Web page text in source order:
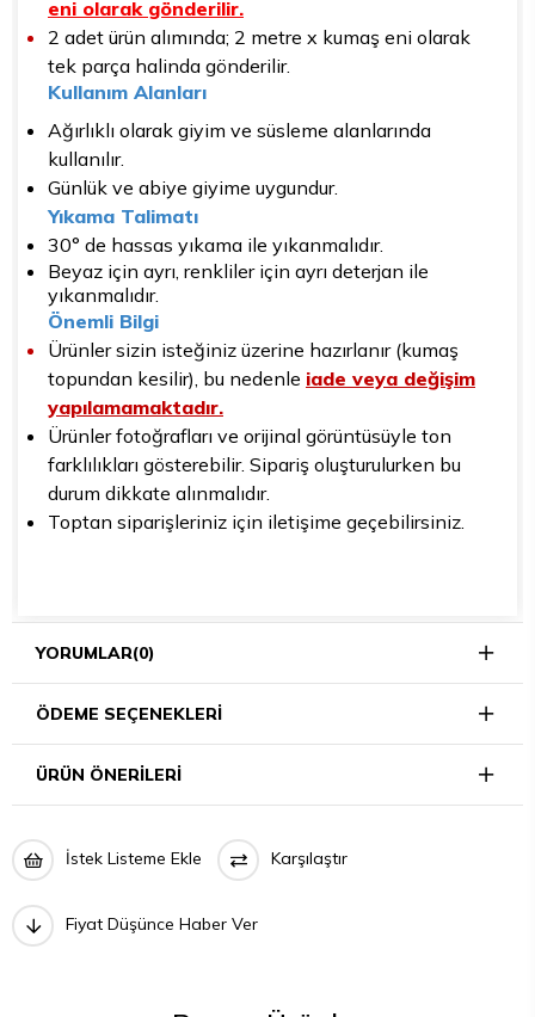
eni olarak gönderilir.
2 adet ürün alımında; 2 metre x kumaş eni olarak
tek parça halinda gönderilir.
Kullanım Alanları
Ağırlıklı olarak giyim ve süsleme alanlarında
kullanılır.
Günlük ve abiye giyime uygundur.
Yıkama Talimatı
30° de hassas yıkama ile yıkanmalıdır.
Beyaz için ayrı, renkliler için ayrı deterjan ile
yıkanmalıdır.
Önemli Bilgi
Ürünler sizin isteğiniz üzerine hazırlanır (kumaş
topundan kesilir), bu nedenle iade veya değişim
yapılamamaktadır.
Ürünler fotoğrafları ve orijinal görüntüsüyle ton
farklılıkları gösterebilir. Sipariş oluşturulurken bu
durum dikkate alınmalıdır.
Toptan siparişleriniz için iletişime geçebilirsiniz.
YORUMLAR(0)
ÖDEME SEÇENEKLERI
ÜRÜN ÖNERILERI
İstek Listeme Ekle Karşılaştır
Fiyat Düşünce Haber Ver